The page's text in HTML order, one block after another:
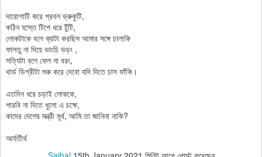
দারোগাটি করে প্রবল ভ্রুকুটি,
কঠিন হস্তে টিপে ধরে টুঁটি,
লোকটাকে বলে ব্যাটা করছিস আমার সঙ্গে চালাকি
ফালতু না দিয়ে ভাংচি ভড়ং ,
সত্যিটা বলে ফেল না বরং,
থার্ড ডিগ্রীটা শুরু করে দেবো যদি দিতে চাস ফাঁকি।
এতদিন ধরে চড়াই লোককে,
পারবি না দিতে ধুলো এ চক্ষে,
কাদের দেশের মন্ত্রী মূর্খ, আমি তা জানিনা নাকি?
আর্যতীর্থ